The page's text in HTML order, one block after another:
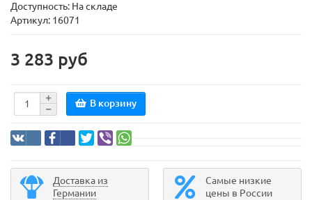
Доступность: На складе
Артикул: 16071
3 283 руб
В корзину
Доставка из
Германии
Самые низкие
цены в России